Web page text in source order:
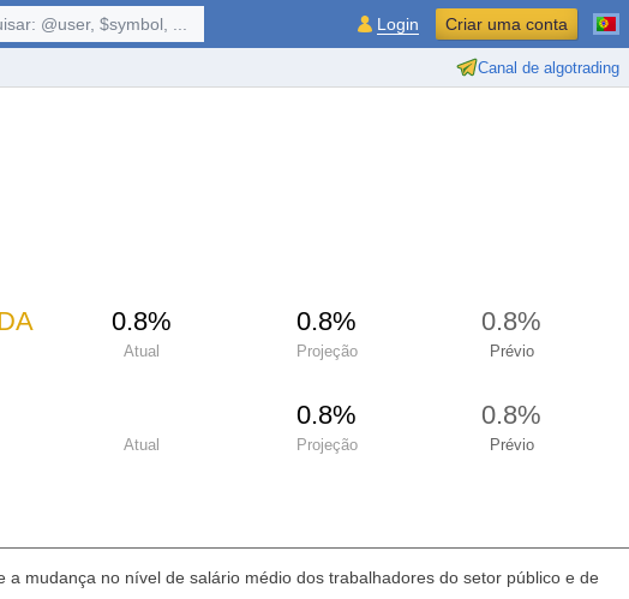
Canal de algotrading
@user, $symbol, ... Login Criar uma conta
0.8% 0.8% 0.8%
Atual Projeção Prévio
0.8% 0.8%
Atual Projeção Prévio
mudança no nível de salário médio dos trabalhadores do setor público e de